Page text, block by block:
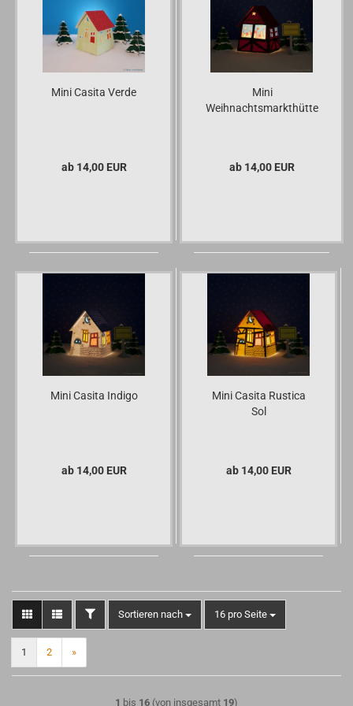
Mini Casita Verde
ab 14,00 EUR
Mini
Weihnachtsmarkthütte
ab 14,00 EUR
Mini Casita Indigo
ab 14,00 EUR
Mini Casita Rustica
Sol
ab 14,00 EUR
FILTERSortieren nach
Sortieren nach 16 pro Seite
pro Seite
1 2 »
1 bis 16 (von insgesamt 19)